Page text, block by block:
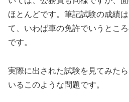
ほとんどです。筆記試験の成績
て、いわば車の免許でいうとこ
です。
実際に出された試験を見てみた
いるこのような問題です。